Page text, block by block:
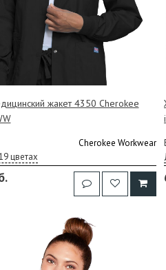
жакет 4350 Cherokee
Cherokee Workwear
цветах